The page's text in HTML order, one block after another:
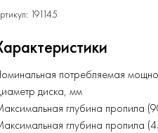
191145
потребляемая
диска, мм
глубина пропила
глубина пропила